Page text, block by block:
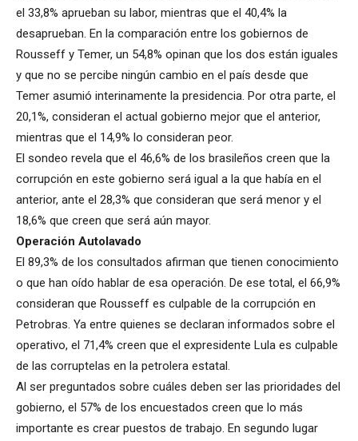
el 33,8% aprueban su labor, mientras que el 40,4% la
desaprueban. En la comparación entre los gobiernos de
Rousseff y Temer, un 54,8% opinan que los dos están iguales
y que no se percibe ningún cambio en el país desde que
Temer asumió interinamente la presidencia. Por otra parte, el
20,1%, consideran el actual gobierno mejor que el anterior,
mientras que el 14,9% lo consideran peor.
El sondeo revela que el 46,6% de los brasileños creen que la
corrupción en este gobierno será igual a la que había en el
anterior, ante el 28,3% que consideran que será menor y el
18,6% que creen que será aún mayor.
Operación Autolavado
El 89,3% de los consultados afirman que tienen conocimiento
o que han oído hablar de esa operación. De ese total, el 66,9%
consideran que Rousseff es culpable de la corrupción en
Petrobras. Ya entre quienes se declaran informados sobre el
operativo, el 71,4% creen que el expresidente Lula es culpable
de las corruptelas en la petrolera estatal.
Al ser preguntados sobre cuáles deben ser las prioridades del
gobierno, el 57% de los encuestados creen que lo más
importante es crear puestos de trabajo. En segundo lugar